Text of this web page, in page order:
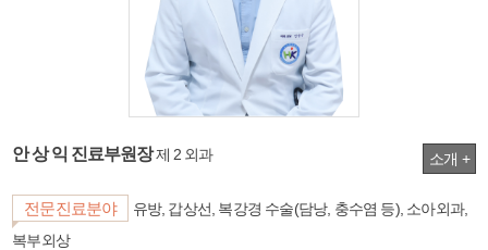
안 상 익 진료부원장제 2 외과 소개 +
전문진료분야
유방, 갑상선, 복강경 수술(담낭, 충수염 등), 소아외과,
복부외상